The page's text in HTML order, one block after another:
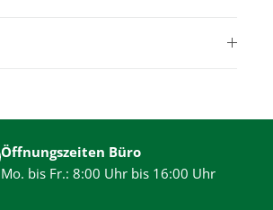
Öffnungszeiten Büro
Mo. bis Fr.: 8:00 Uhr bis 16:00 Uhr